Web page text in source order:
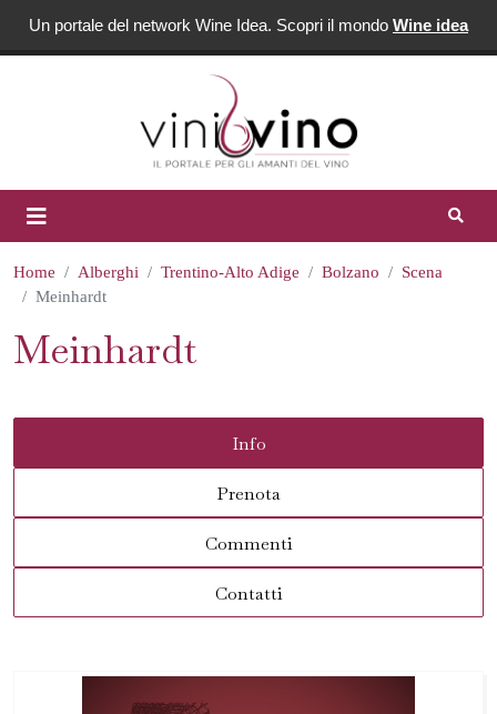
Un portale del network Wine Idea. Scopri il mondo Wine idea
Home Alberghi Trentino-Alto Adige Bolzano
Scena
Meinhardt
Meinhardt
Info
Prenota
Commenti
Contatti